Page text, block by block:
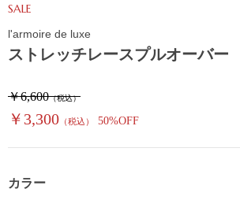
ストレッチレースプルオーバー
SALE
￥6,600（税込）
￥3,300 （税込） 50%OFF
l'armoire de luxe
カラー